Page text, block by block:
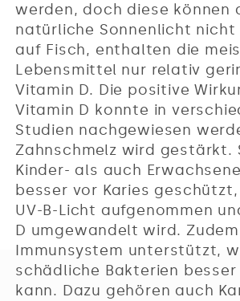
werden, doch diese können
natürliche Sonnenlicht nicht
auf Fisch, enthalten die
Lebensmittel nur relativ
Vitamin D. Die positive
Vitamin D konnte in
Studien nachgewiesen
Zahnschmelz wird gestärkt.
Kinder- als auch
besser vor Karies
UV-B-Licht aufgenommen
D umgewandelt wird.
Immunsystem unterstützt,
schädliche Bakterien
kann. Dazu gehören auch